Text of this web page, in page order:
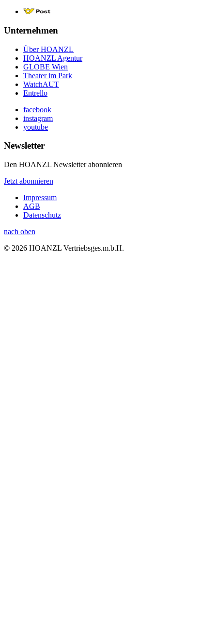
Unternehmen
Über HOANZL
HOANZL Agentur
GLOBE Wien
Theater im Park
WatchAUT
Entrello
facebook
instagram
youtube
Newsletter
Den HOANZL Newsletter abonnieren
Jetzt abonnieren
Impressum
AGB
Datenschutz
nach oben
© 2026 HOANZL Vertriebsges.m.b.H.